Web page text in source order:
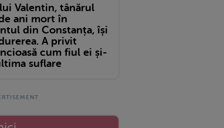
Valentin, tânărul
ani mort în
din Constanța, își
A privit
cum fiul ei și-
suflare